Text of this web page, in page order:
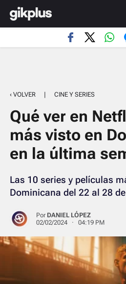
‹ VOLVER | CINE Y SERIES
Qué ver en
más visto en
en la última
Las 10 series y películas
Dominicana del 22 al 28
Por DANIEL LÓPEZ
02/02/2024 · 04:19 PM